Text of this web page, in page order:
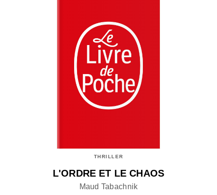
THRILLER
L'ORDRE ET LE CHAOS
Maud Tabachnik